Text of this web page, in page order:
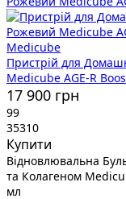
Medicube
Пристрій для
Medicube AGE-R
17 900 грн
99
35310
Купити
Відновлювальна
та Колагеном
мл